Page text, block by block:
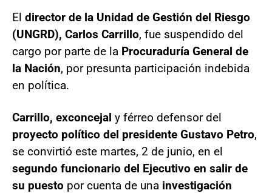
El director de la Unidad de Gestión del Riesgo
(UNGRD), Carlos Carrillo, fue suspendido del
cargo por parte de la Procuraduría General de
la Nación, por presunta participación indebida
en política.
Carrillo, exconcejal y férreo defensor del
proyecto político del presidente Gustavo Petro,
se convirtió este martes, 2 de junio, en el
segundo funcionario del Ejecutivo en salir de
su puesto por cuenta de una investigación